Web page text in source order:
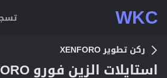
WKC
ركن تطوير XENFORO
استايلات الزين فورو XENFORO